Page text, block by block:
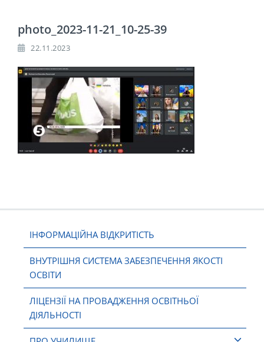
ІНФОРМАЦІЙНА ВІДКРИТІСТЬ
ВНУТРІШНЯ СИСТЕМА ЗАБЕЗПЕЧЕННЯ ЯКОСТІ
ОСВІТИ
ЛІЦЕНЗІЇ НА ПРОВАДЖЕННЯ ОСВІТНЬОЇ
ДІЯЛЬНОСТІ
photo_2023-11-21_10-25-39
22.11.2023